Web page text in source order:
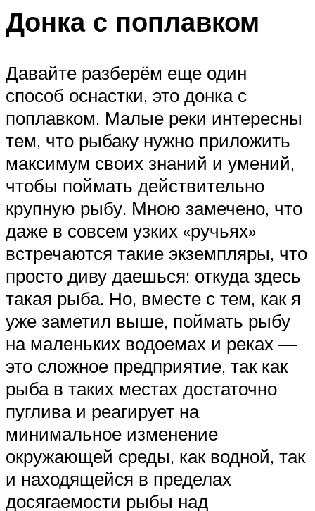
Донка с поплавком
Давайте разберём еще один
способ оснастки, это донка с
поплавком. Малые реки интересны
тем, что рыбаку нужно приложить
максимум своих знаний и умений,
чтобы поймать действительно
крупную рыбу. Мною замечено, что
даже в совсем узких «ручьях»
встречаются такие экземпляры, что
просто диву даешься: откуда здесь
такая рыба. Но, вместе с тем, как я
уже заметил выше, поймать рыбу
на маленьких водоемах и реках —
это сложное предприятие, так как
рыба в таких местах достаточно
пуглива и реагирует на
минимальное изменение
окружающей среды, как водной, так
и находящейся в пределах
досягаемости рыбы над